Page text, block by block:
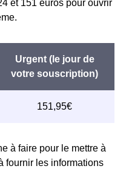
et 151 euros pour ouvrir
à faire pour le mettre à
fournir les informations